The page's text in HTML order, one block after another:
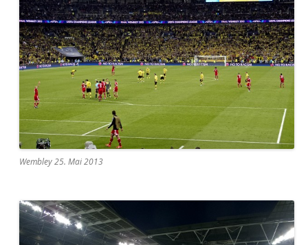
Wembley 25. Mai 2013